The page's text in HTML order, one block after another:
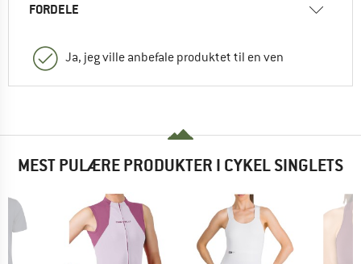
FORDELE
Ja, jeg ville anbefale produktet til en ven
MEST PULÆRE PRODUKTER I CYKEL SINGLETS